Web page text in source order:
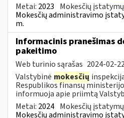
Metai: 2023 Mokesčių
Mokesčių administravimo
m.
Informacinis pranešimas
pakeitimo
Web turinio sąrašas 2024-02-
Valstybinė mokesčių
Respublikos finansų
informuoja apie priimtą
Metai: 2024 Mokesčių
Mokesčių administravimo